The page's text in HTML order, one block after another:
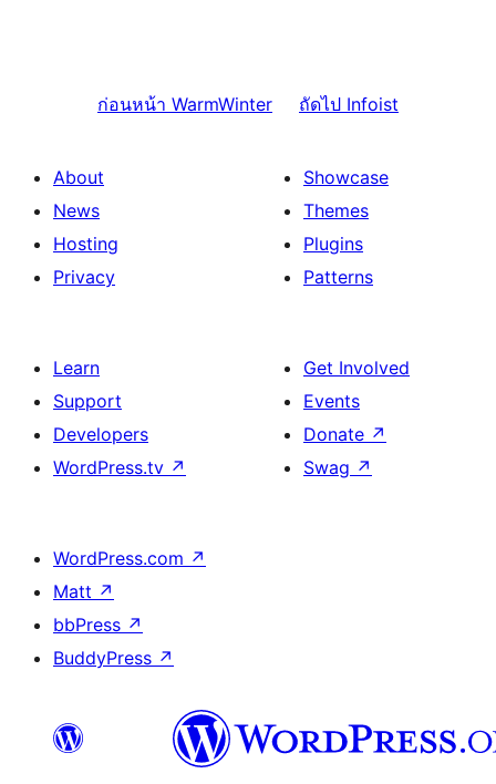
ก่อนหน้า WarmWinter ถัดไป Infoist
About
News
Hosting
Privacy
Showcase
Themes
Plugins
Patterns
Learn
Support
Developers
WordPress.tv ↗
Get Involved
Events
Donate ↗
Swag ↗
WordPress.com ↗
Matt ↗
bbPress ↗
BuddyPress ↗